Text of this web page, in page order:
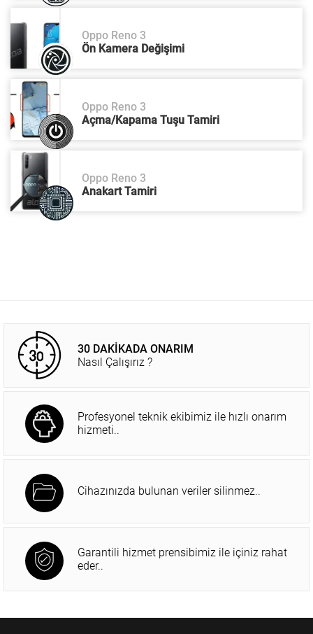
Oppo Reno 3
Ön Kamera Değişimi
Oppo Reno 3
Açma/Kapama Tuşu Tamiri
Oppo Reno 3
Anakart Tamiri
30 DAKİKADA ONARIM
Nasıl Çalışırız ?
Profesyonel teknik ekibimiz ile hızlı onarım
hizmeti..
Cihazınızda bulunan veriler silinmez..
Garantili hizmet prensibimiz ile içiniz rahat
eder..